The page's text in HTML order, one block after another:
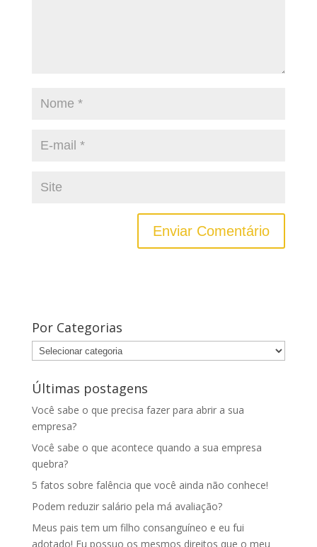
Por Categorias
Por
Categorias
Últimas postagens
Você sabe o que precisa fazer para abrir a sua
empresa?
Você sabe o que acontece quando a sua empresa
quebra?
5 fatos sobre falência que você ainda não conhece!
Podem reduzir salário pela má avaliação?
Meus pais tem um filho consanguíneo e eu fui
adotado! Eu possuo os mesmos direitos que o meu